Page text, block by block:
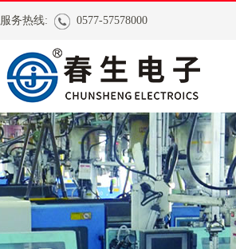
服务热线: 0577-57578000